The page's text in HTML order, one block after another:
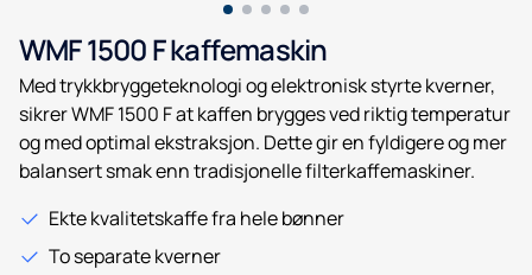
WMF 1500 F kaffemaskin
Med trykkbryggeteknologi og elektronisk styrte kverner,
sikrer WMF 1500 F at kaffen brygges ved riktig temperatur
og med optimal ekstraksjon. Dette gir en fyldigere og mer
balansert smak enn tradisjonelle filterkaffemaskiner.
Ekte kvalitetskaffe fra hele bønner
To separate kverner